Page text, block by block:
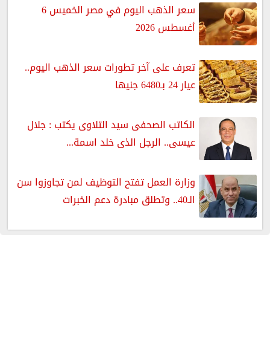
سعر الذهب اليوم في مصر الخميس 6
أغسطس 2026
تعرف على آخر تطورات سعر الذهب اليوم..
عيار 24 بـ6480 جنيها
الكاتب الصحفى سيد التلاوى يكتب : جلال
عيسى.. الرجل الذى خلد اسمة...
وزارة العمل تفتح التوظيف لمن تجاوزوا سن
الـ40.. وتطلق مبادرة دعم الخبرات